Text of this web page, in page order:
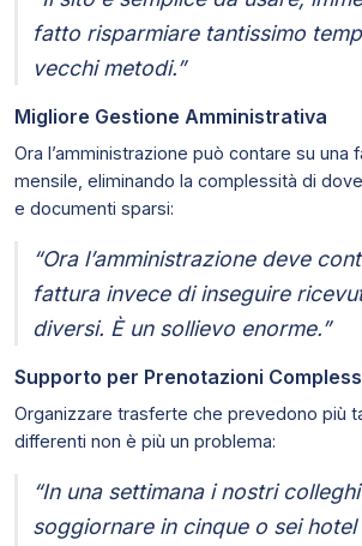
fatto risparmiare tantissimo
vecchi metodi.”
Migliore Gestione Amministrativa
Ora l’amministrazione può contare su una
mensile, eliminando la complessità di
e documenti sparsi:
“Ora l’amministrazione deve
fattura invece di inseguire
diversi. È un sollievo enorme.”
Supporto per Prenotazioni
Organizzare trasferte che prevedono più
differenti non è più un problema:
“In una settimana i nostri
soggiornare in cinque o sei